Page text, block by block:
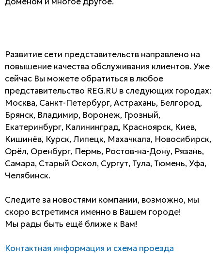
Развитие сети представительств направлено на
повышение качества обслуживания клиентов. Уже
сейчас Вы можете обратиться в любое
представительство REG.RU в следующих городах:
Москва, Санкт-Петербург, Астрахань, Белгород,
Брянск, Владимир, Воронеж, Грозный,
Екатеринбург, Калининград, Красноярск, Киев,
Кишинёв, Курск, Липецк, Махачкала, Новосибирск,
Орёл, Оренбург, Пермь, Ростов-на-Дону, Рязань,
Самара, Старый Оскол, Сургут, Тула, Тюмень, Уфа,
Челябинск.
Следите за новостями компании, возможно, мы
скоро встретимся именно в Вашем городе!
Мы рады быть ещё ближе к Вам!
Контактная информация и схема проезда